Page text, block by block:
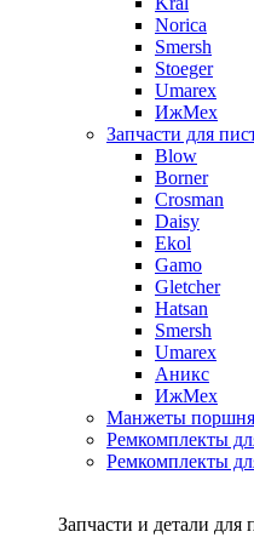
Norica
Smersh
Stoeger
Umarex
ИжМех
Запчасти для
Blow
Borner
Crosman
Daisy
Ekol
Gamo
Gletcher
Hatsan
Smersh
Umarex
Аникс
ИжМех
Манжеты
Ремкомплекты
Ремкомплекты
Запчасти и детали для